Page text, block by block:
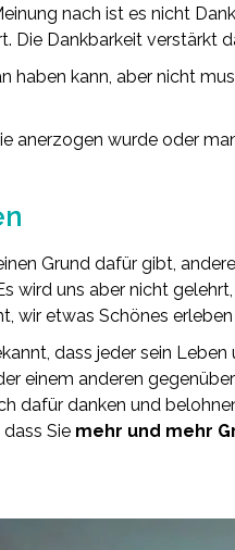
nach ist es nicht
Die Dankbarkeit verstärkt
haben kann, aber nicht
anerzogen wurde oder
Grund dafür gibt,
wird uns aber nicht
wir etwas Schönes
dass jeder sein
einem anderen
dafür danken und
Sie mehr und mehr